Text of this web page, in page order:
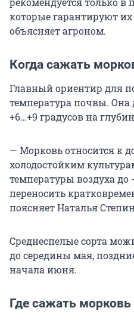
которые гарантируют
объясняет агроном.
Когда сажать
Главный ориентир для
температура почвы. Она
+6…+9 градусов на
— Морковь относится к
холодостойким
температуры воздуха до
переносить
поясняет Наталья
Среднеспелые сорта
до середины мая,
начала июня.
Где сажать морковь